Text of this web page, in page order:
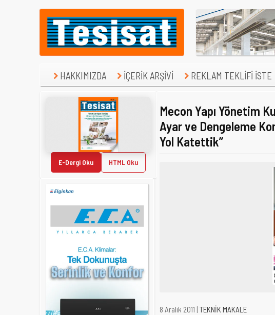
HAKKIMIZDA İÇERİK ARŞİVİ REKLAM TEKLİFİ İSTE
E-Dergi Oku HTML Oku
Mecon Yapı Yönetim
Ayar ve Dengeleme
Yol Katettik”
8 Aralık 2011 | TEKNİK MAKALE